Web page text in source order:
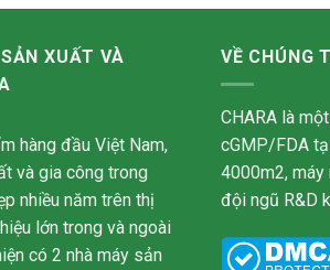
XUẤT VÀ
hàng đầu Việt Nam,
và gia công trong
nhiều năm trên thị
lớn trong và ngoài
có 2 nhà máy sản
VỀ CHÚNG
CHARA là
cGMP/FDA
4000m2, máy
đội ngũ R&D